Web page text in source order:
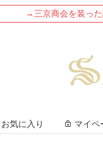
→三京商会を装っ
お気に入り マイペ